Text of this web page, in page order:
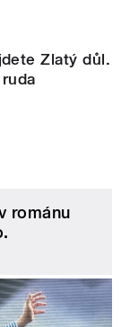
Zlatý důl.
románu